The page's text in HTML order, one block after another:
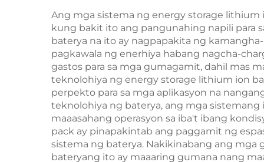
LiFePO4 Baterya para
sa RV, Marino, Sistema
ng Solar, at Off-Grid
na Gamit
Ang mga sistema ng energy storage
kung bakit ito ang pangunahing napili para
baterya na ito ay nagpapakita ng
pagkawala ng enerhiya habang nagcha-
gastos para sa mga gumagamit, dahil mas
teknolohiya ng energy storage lithium ion
perpekto para sa mga aplikasyon na
teknolohiya ng baterya, ang mga
maaasahang operasyon sa iba't ibang
pack ay pinapakintab ang paggamit ng
sistema ng baterya. Nakikinabang ang mga
bateryang ito ay maaaring gumana nang